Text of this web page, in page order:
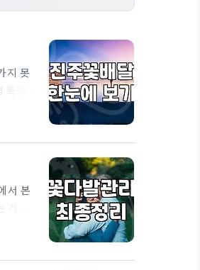
지 못
정
를
꽃
서 본
받
갈
돈이면